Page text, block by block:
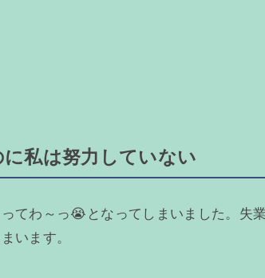
私は努力していない
てわ～っ😭となってしまいました。失
います。